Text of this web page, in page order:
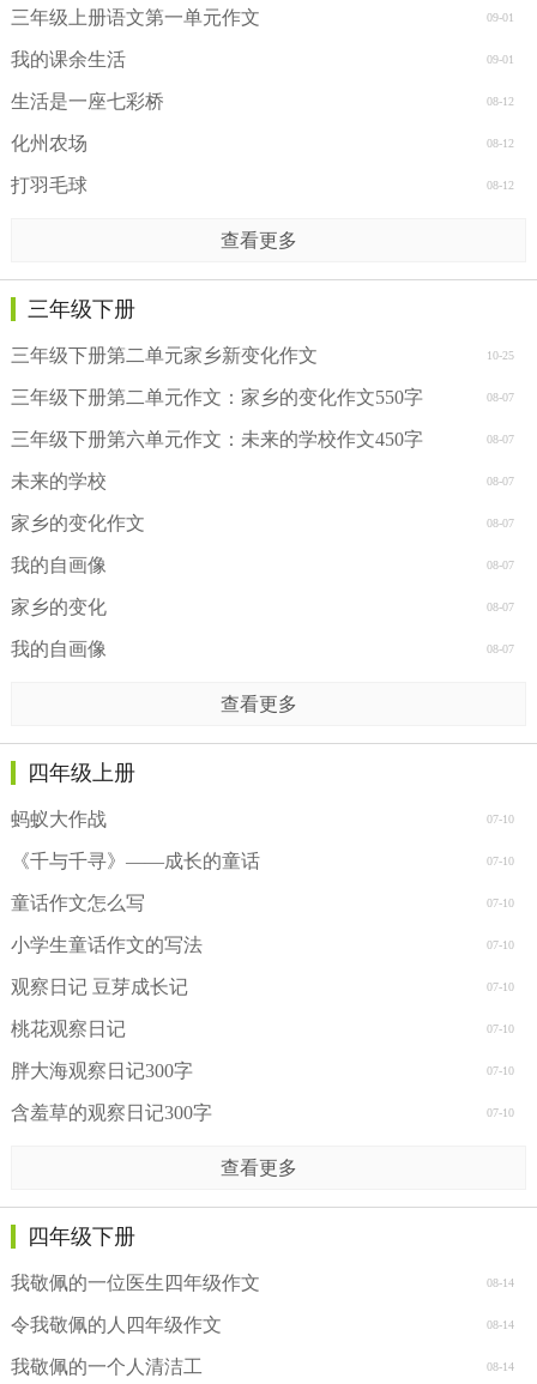
09-01
三年级上册语文第一单元作文
09-01
我的课余生活
08-12
生活是一座七彩桥
08-12
化州农场
08-12
打羽毛球
查看更多
三年级下册
10-25
三年级下册第二单元家乡新变化作文
08-07
三年级下册第二单元作文：家乡的变化作文550字
08-07
三年级下册第六单元作文：未来的学校作文450字
08-07
未来的学校
08-07
家乡的变化作文
08-07
我的自画像
08-07
家乡的变化
08-07
我的自画像
查看更多
四年级上册
07-10
蚂蚁大作战
07-10
《千与千寻》——成长的童话
07-10
童话作文怎么写
07-10
小学生童话作文的写法
07-10
观察日记 豆芽成长记
07-10
桃花观察日记
07-10
胖大海观察日记300字
07-10
含羞草的观察日记300字
查看更多
四年级下册
08-14
我敬佩的一位医生四年级作文
08-14
令我敬佩的人四年级作文
08-14
我敬佩的一个人清洁工